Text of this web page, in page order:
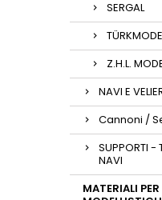
SERGAL
Z.H.L.
NAVI E
Cannoni /
SUPPORTI -
NAVI
MATERIALI